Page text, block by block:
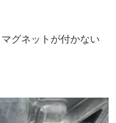
グネットが付かない